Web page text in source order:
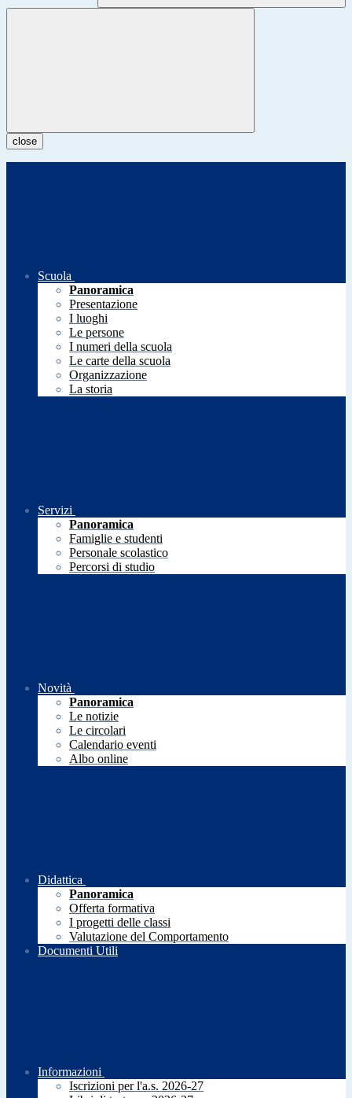
close
Scuola
Panoramica
Presentazione
I luoghi
Le persone
I numeri della scuola
Le carte della scuola
Organizzazione
La storia
Servizi
Panoramica
Famiglie e studenti
Personale scolastico
Percorsi di studio
Novità
Panoramica
Le notizie
Le circolari
Calendario eventi
Albo online
Didattica
Panoramica
Offerta formativa
I progetti delle classi
Valutazione del Comportamento
Documenti Utili
Informazioni
Iscrizioni per l'a.s. 2026-27